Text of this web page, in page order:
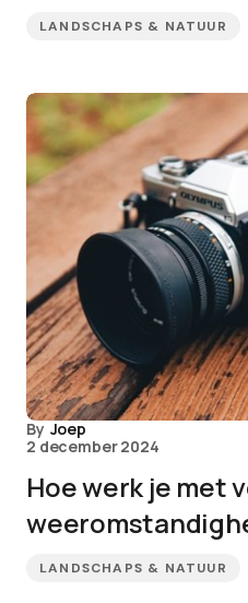
LANDSCHAPS & NATUUR
By Joep
2 december 2024
Hoe werk je met
LANDSCHAPS & NATUUR